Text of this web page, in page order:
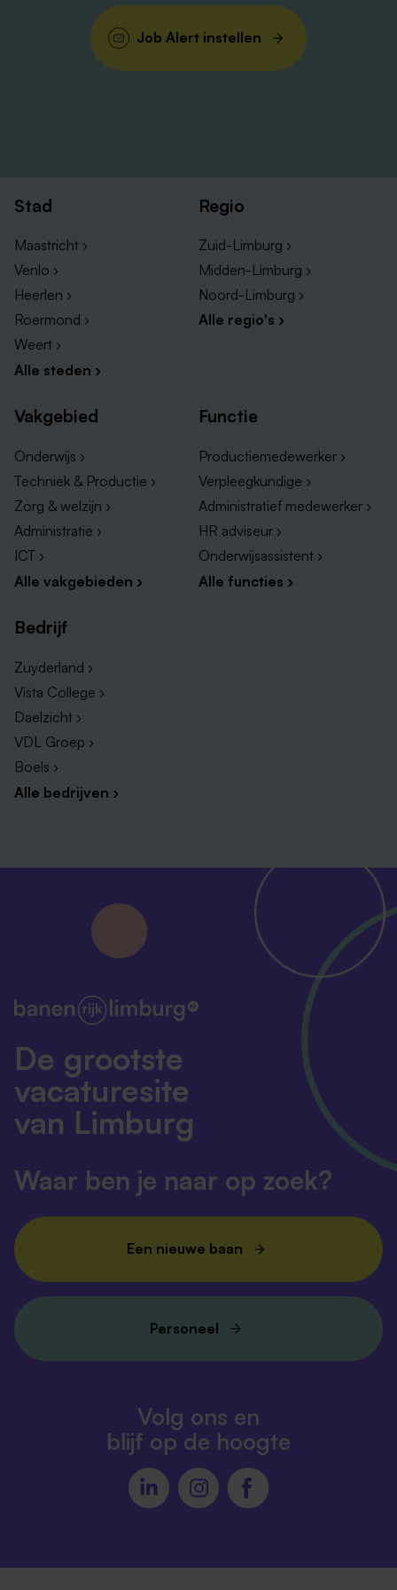
Job Alert instellen
Stad
Maastricht ›
Venlo ›
Heerlen ›
Roermond ›
Weert ›
Alle steden ›
Regio
Zuid-Limburg ›
Midden-Limburg ›
Noord-Limburg ›
Alle regio's ›
Vakgebied
Onderwijs ›
Techniek & Productie ›
Zorg & welzijn ›
Administratie ›
ICT ›
Alle vakgebieden ›
Functie
Productiemedewerker ›
Verpleegkundige ›
Administratief medewerker ›
HR adviseur ›
Onderwijsassistent ›
Alle functies ›
Bedrijf
Zuyderland ›
Vista College ›
Daelzicht ›
VDL Groep ›
Boels ›
Alle bedrijven ›
De grootste
vacaturesite
van Limburg
Waar ben je naar op zoek?
Een nieuwe baan
Personeel
Volg ons en
blijf op de hoogte